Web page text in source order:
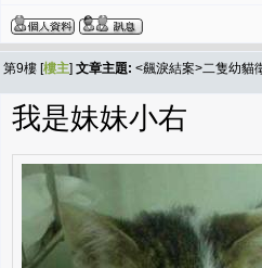
第9樓 [樓主] 文章主題: <飆淚結案>二隻幼貓
我是妹妹小右